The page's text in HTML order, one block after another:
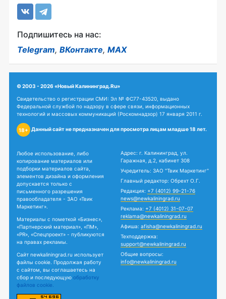
Подпишитесь на нас:
Telegram, ВКонтакте, MAX
© 2003 - 2026 «Новый Калининград.Ru»
Свидетельство о регистрации СМИ: Эл № ФС77-43520, выдано
Федеральной службой по надзору в сфере связи, информационных
технологий и массовых коммуникаций (Роскомнадзор) 17 января 2011 г.
18+ Данный сайт не предназначен для просмотра лицам младше 18 лет.
Любое использование, либо
копирование материалов или
подборки материалов сайта,
элементов дизайна и оформления
допускается только с
письменного разрешения
правообладателя - ЗАО «Твик
Маркетинг».
Материалы с пометкой «Бизнес»,
«Партнерский материал», «ПМ»,
«PR», «Спецпроект» - публикуются
на правах рекламы.
Сайт newkaliningrad.ru использует
файлы cookie. Продолжая работу
с сайтом, вы соглашаетесь на
сбор и последующую обработку
файлов cookie.
Адрес: г. Калининград, ул.
Гаражная, д.2, кабинет 308
Учредитель: ЗАО "Твик Маркетинг"
Главный редактор: Обрехт О.Г.
Редакция: +7 (4012) 99-21-76
news@newkaliningrad.ru
Реклама: +7 (4012) 31-07-07
reklama@newkaliningrad.ru
Афиша: afisha@newkaliningrad.ru
Техподдержка:
support@newkaliningrad.ru
Общие вопросы:
info@newkaliningrad.ru